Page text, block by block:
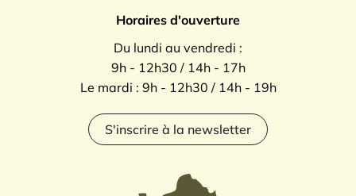
Horaires d'ouverture
Du lundi au vendredi :
9h - 12h30 / 14h - 17h
Le mardi : 9h - 12h30 / 14h - 19h
S'inscrire à la newsletter